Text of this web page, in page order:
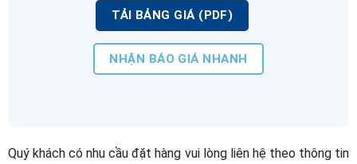
TẢI BẢNG GIÁ (PDF)
NHẬN BÁO GIÁ NHANH
Quý khách có nhu cầu đặt hàng vui lòng liên hệ theo thông tin